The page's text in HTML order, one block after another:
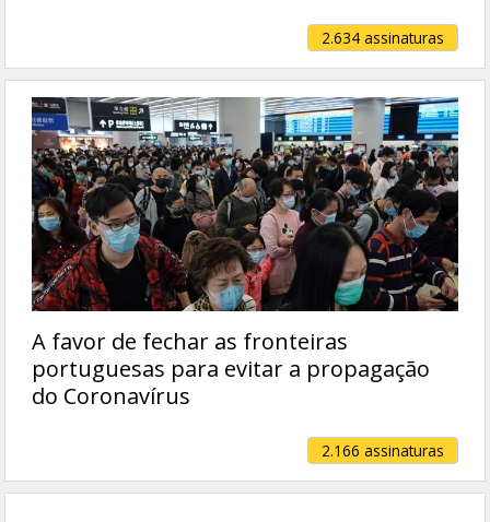
2.634 assinaturas
A favor de fechar as fronteiras
portuguesas para evitar a propagação
do Coronavírus
2.166 assinaturas